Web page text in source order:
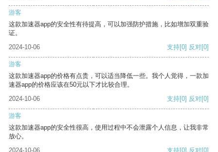
游客
这款加速器app的安全性有待提高，可以加强防护措施，比如增加双重验
证。
2024-10-06
支持[0] 反对[0]
游客
这款加速器app的价格有点贵，可以适当降低一些。我个人觉得，一款加
速器app的价格应该在50元以下才比较合理。
2024-10-06
支持[0] 反对[0]
游客
这款加速器app的安全性很高，使用过程中不会泄露个人信息，让我非常
放心。
2024-10-06
支持[0] 反对[0]